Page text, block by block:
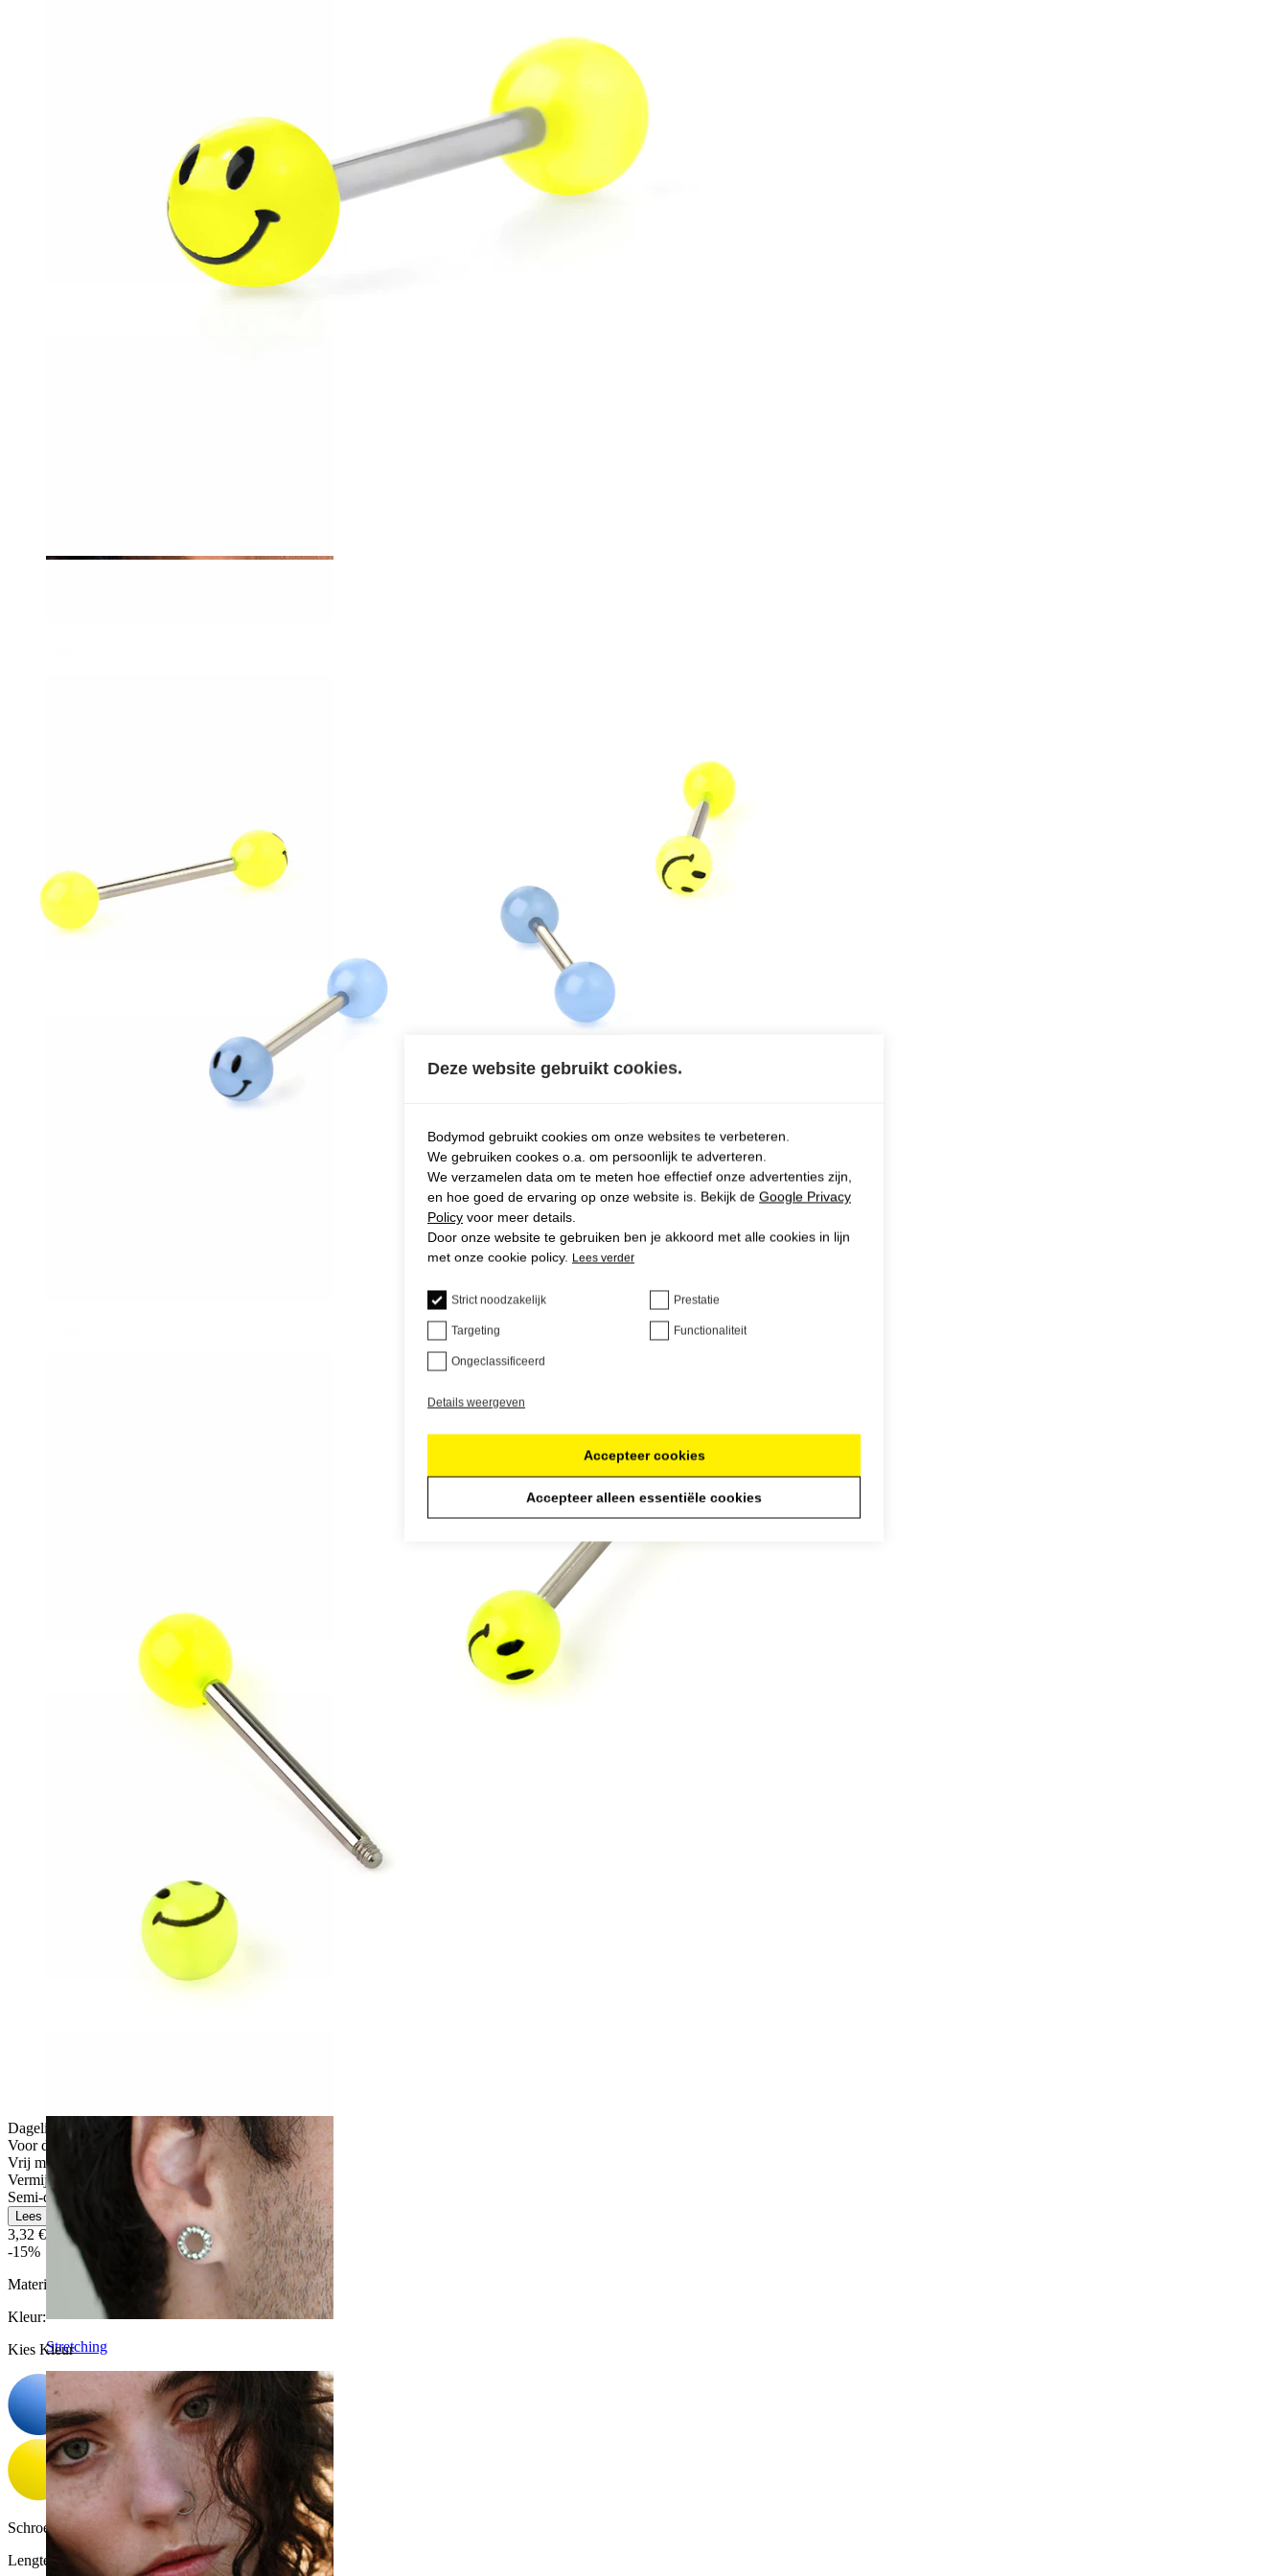
Stretching
Dagelijks gebruik
Voor de meeste huidtypes
Vrij makkelijk
Vermijd water
Semi-duurzaam
Lees meer
3,32 € 3,90 €
-15%
Materiaal:
Chirurgisch staal / Acryl
Kleur:
Kies Kleur
Schroefdraad dikte:1,6 mm
Lengte:
16 mm
Deze website gebruikt cookies.
Bodymod gebruikt cookies om onze websites te verbeteren.
We gebruiken cookes o.a. om persoonlijk te adverteren.
We verzamelen data om te meten hoe effectief onze advertenties zijn,
en hoe goed de ervaring op onze website is. Bekijk de Google Privacy
Policy voor meer details.
Door onze website te gebruiken ben je akkoord met alle cookies in lijn
met onze cookie policy. Lees verder
Strict noodzakelijk Prestatie
Targeting Functionaliteit
Ongeclassificeerd
Details weergeven
Accepteer cookies
Accepteer alleen essentiële cookies